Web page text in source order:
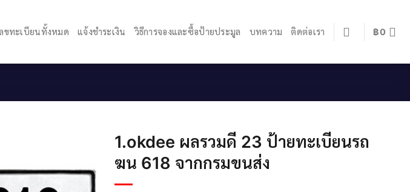
ขทะเบียนทั้งหมด แจ้งชำระเงิน วิธีการจองและซื้อป้ายประมูล บทความ ติดต่อเรา ฿0
1.okdee ผลรวมดี 23 ป้ายทะเบียนรถ
ฆน 618 จากกรมขนส่ง